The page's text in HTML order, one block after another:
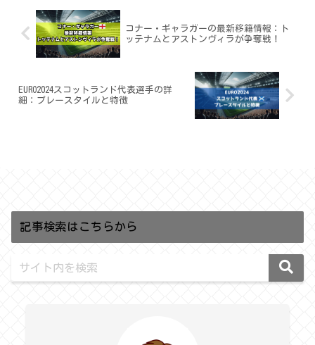
コナー・ギャラガーの最新移籍情報：ト
ッテナムとアストンヴィラが争奪戦！
EURO2024スコットランド代表選手の詳
細：プレースタイルと特徴
記事検索はこちらから